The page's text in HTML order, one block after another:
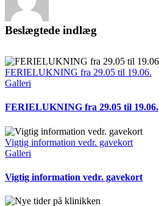
Beslægtede indlæg
FERIELUKNING fra 29.05 til 19.06.
Galleri
FERIELUKNING fra 29.05 til 19.06.
Vigtig information vedr. gavekort
Galleri
Vigtig information vedr. gavekort